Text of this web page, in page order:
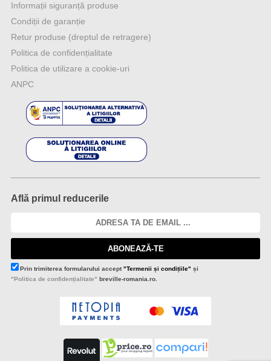
Informații siguranță produse
Condiții de garanție
Retur produse (dreptul de retragere)
Politica de confidențialitate
Politica de utilizare a cookie-uri
ANPC
Află primul reducerile
ABONEAZĂ-TE
Prin trimiterea formularului accept"Termenii și condițiile" și
"Politica de confidențialitate" breville-romania.ro.